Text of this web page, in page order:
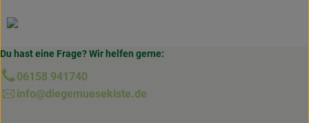
Du hast eine Frage? Wir helfen gerne:
06158 941740
info@diegemuesekiste.de